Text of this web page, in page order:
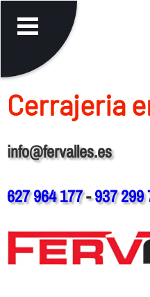
Cerrajeria
info@fervalles.es
627 964 177-937 299